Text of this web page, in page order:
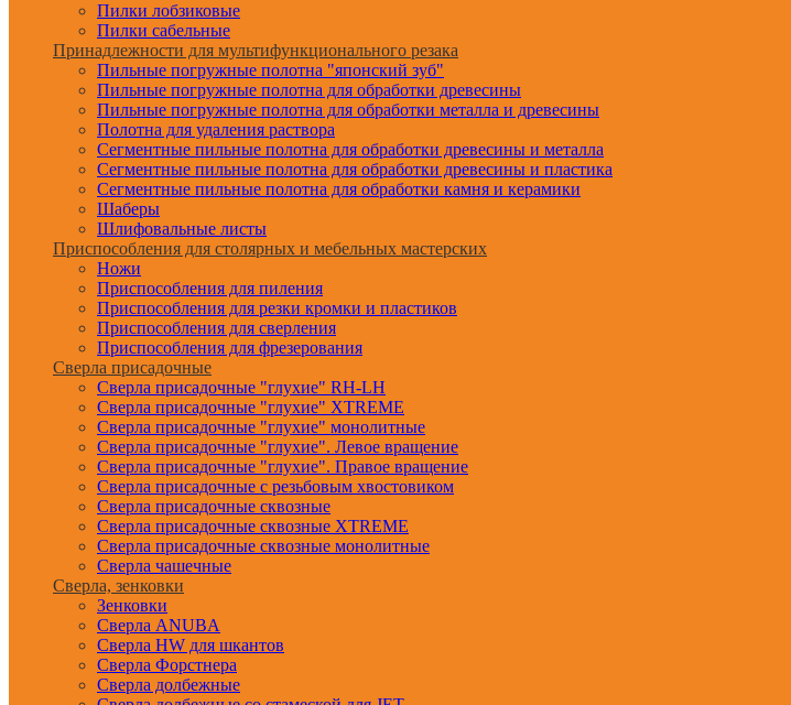
Пилки лобзиковые
Пилки сабельные
Принадлежности для мультифункционального резака
Пильные погружные полотна "японский зуб"
Пильные погружные полотна для обработки древесины
Пильные погружные полотна для обработки металла и древесины
Полотна для удаления раствора
Сегментные пильные полотна для обработки древесины и металла
Сегментные пильные полотна для обработки древесины и пластика
Сегментные пильные полотна для обработки камня и керамики
Шаберы
Шлифовальные листы
Приспособления для столярных и мебельных мастерских
Ножи
Приспособления для пиления
Приспособления для резки кромки и пластиков
Приспособления для сверления
Приспособления для фрезерования
Сверла присадочные
Сверла присадочные "глухие" RH-LH
Сверла присадочные "глухие" XTREME
Сверла присадочные "глухие" монолитные
Сверла присадочные "глухие". Левое вращение
Сверла присадочные "глухие". Правое вращение
Сверла присадочные с резьбовым хвостовиком
Сверла присадочные сквозные
Сверла присадочные сквозные XTREME
Сверла присадочные сквозные монолитные
Сверла чашечные
Сверла, зенковки
Зенковки
Сверла ANUBA
Сверла HW для шкантов
Сверла Форстнера
Сверла долбежные